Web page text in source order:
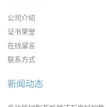
公司介绍
证书荣誉
在线留言
联系方式
新闻动态